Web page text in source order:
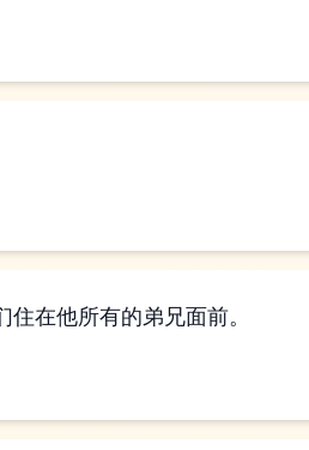
在他所有的弟兄面前。